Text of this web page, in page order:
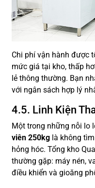
Chi phí vận hành được
mức giá tại kho, thấp
lẻ thông thường. Bạn
với ngân sách hợp lý
4.5. Linh Kiện
Một trong những nỗi lo
viên 250kg là không
hỏng hóc. Tổng kho
thường gặp: máy nén,
điều khiển và gioăng